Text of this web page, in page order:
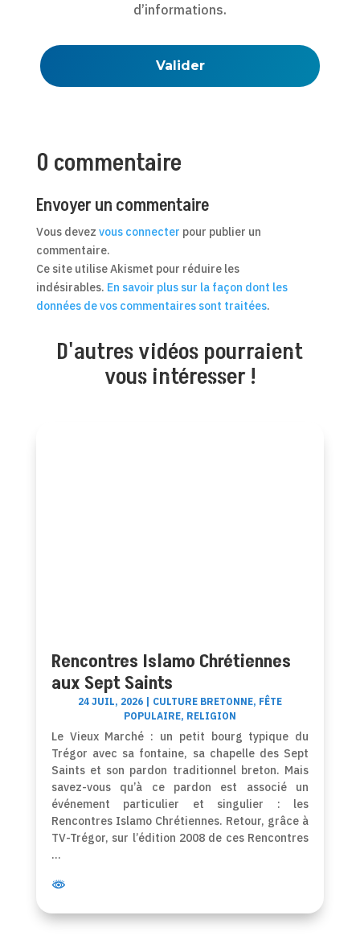
d’informations.
0 commentaire
Envoyer un commentaire
Vous devez vous connecter pour publier un
commentaire.
Ce site utilise Akismet pour réduire les
indésirables. En savoir plus sur la façon dont les
données de vos commentaires sont traitées.
D'autres vidéos pourraient
vous intéresser !
Rencontres Islamo Chrétiennes
aux Sept Saints
24 JUIL, 2026| CULTURE BRETONNE, FÊTE
POPULAIRE, RELIGION
Le Vieux Marché : un petit bourg typique du
Trégor avec sa fontaine, sa chapelle des Sept
Saints et son pardon traditionnel breton. Mais
savez-vous qu’à ce pardon est associé un
événement particulier et singulier : les
Rencontres Islamo Chrétiennes. Retour, grâce à
TV-Trégor, sur l’édition 2008 de ces Rencontres
…